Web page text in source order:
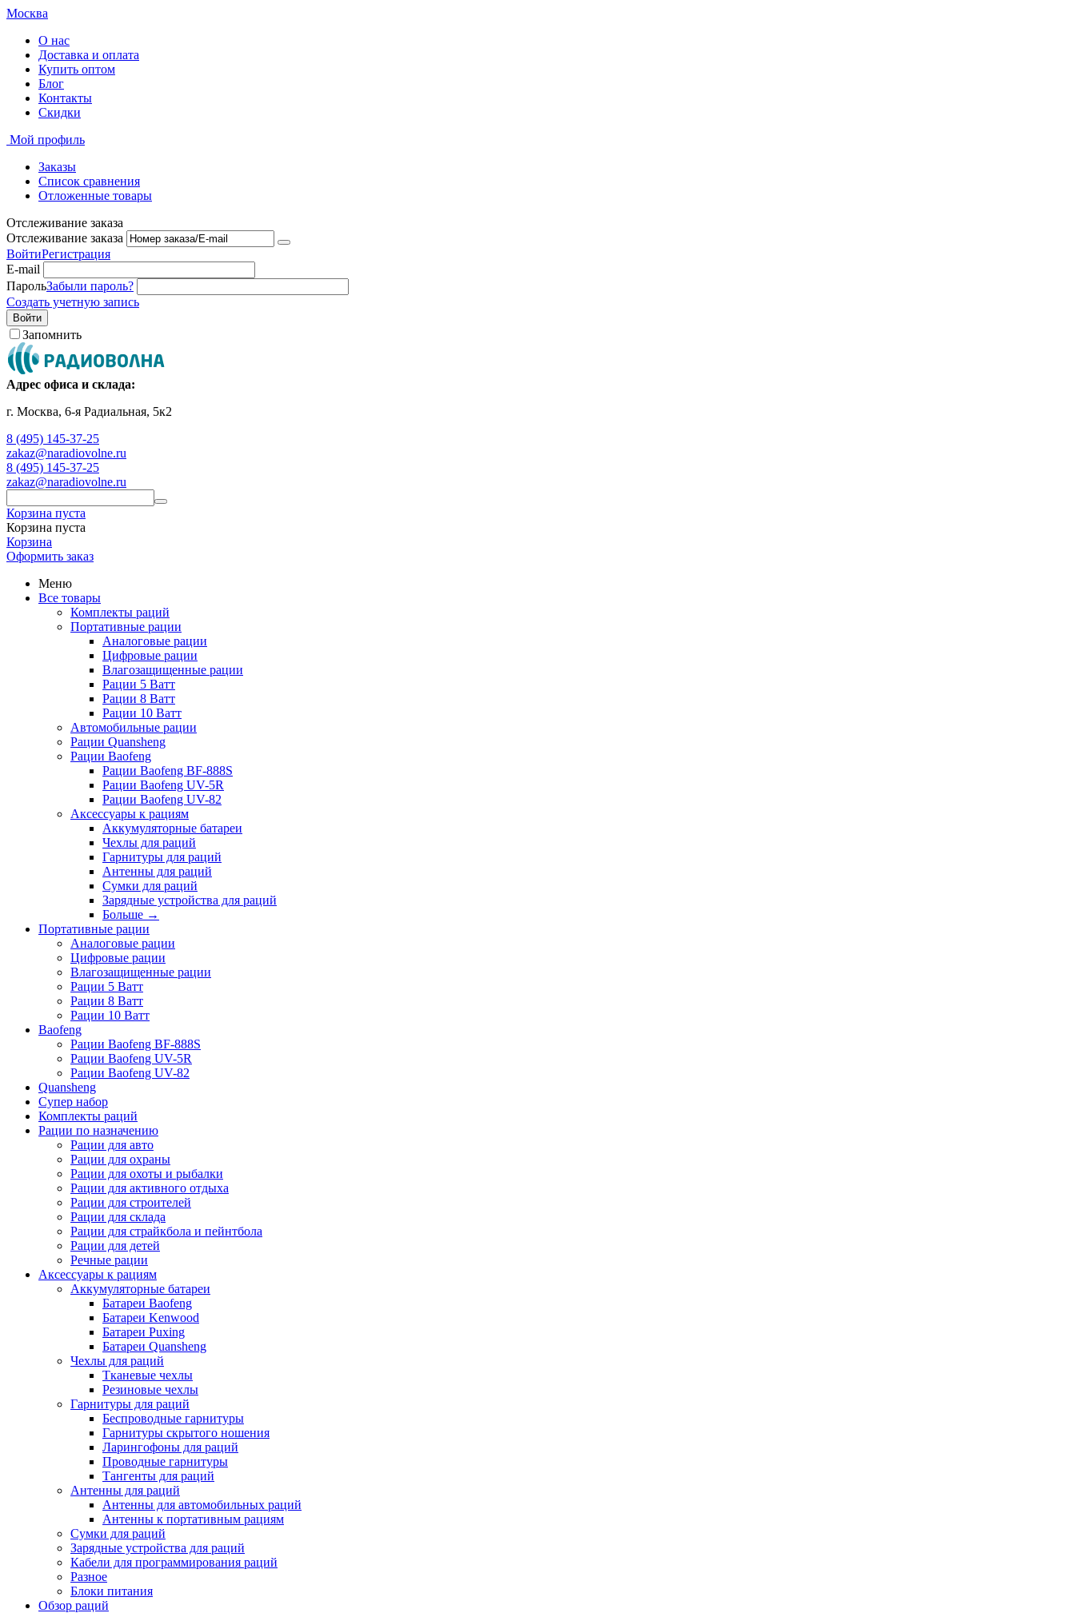
Москва
О нас
Доставка и оплата
Купить оптом
Блог
Контакты
Скидки
Мой профиль
Заказы
Список сравнения
Отложенные товары
Отслеживание заказа
Отслеживание заказа
ВойтиРегистрация
E-mail
ПарольЗабыли пароль?
Создать учетную запись
Войти
Запомнить
Адрес офиса и склада:
г. Москва, 6-я Радиальная, 5к2
8 (495) 145-37-25
zakaz@naradiovolne.ru
8 (495) 145-37-25
zakaz@naradiovolne.ru
Корзина пуста
Корзина пуста
Корзина
Оформить заказ
Меню
Все товары
Комплекты раций
Портативные рации
Аналоговые рации
Цифровые рации
Влагозащищенные рации
Рации 5 Ватт
Рации 8 Ватт
Рации 10 Ватт
Автомобильные рации
Рации Quansheng
Рации Baofeng
Рации Baofeng BF-888S
Рации Baofeng UV-5R
Рации Baofeng UV-82
Аксессуары к рациям
Аккумуляторные батареи
Чехлы для раций
Гарнитуры для раций
Антенны для раций
Сумки для раций
Зарядные устройства для раций
Больше →
Портативные рации
Аналоговые рации
Цифровые рации
Влагозащищенные рации
Рации 5 Ватт
Рации 8 Ватт
Рации 10 Ватт
Baofeng
Рации Baofeng BF-888S
Рации Baofeng UV-5R
Рации Baofeng UV-82
Quansheng
Супер набор
Комплекты раций
Рации по назначению
Рации для авто
Рации для охраны
Рации для охоты и рыбалки
Рации для активного отдыха
Рации для строителей
Рации для склада
Рации для страйкбола и пейнтбола
Рации для детей
Речные рации
Аксессуары к рациям
Аккумуляторные батареи
Батареи Baofeng
Батареи Kenwood
Батареи Puxing
Батареи Quansheng
Чехлы для раций
Тканевые чехлы
Резиновые чехлы
Гарнитуры для раций
Беспроводные гарнитуры
Гарнитуры скрытого ношения
Ларингофоны для раций
Проводные гарнитуры
Тангенты для раций
Антенны для раций
Антенны для автомобильных раций
Антенны к портативным рациям
Сумки для раций
Зарядные устройства для раций
Кабели для программирования раций
Разное
Блоки питания
Обзор раций